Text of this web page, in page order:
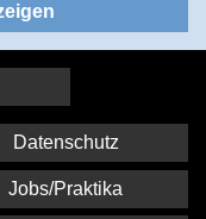
Datenschutz
Jobs/Praktika